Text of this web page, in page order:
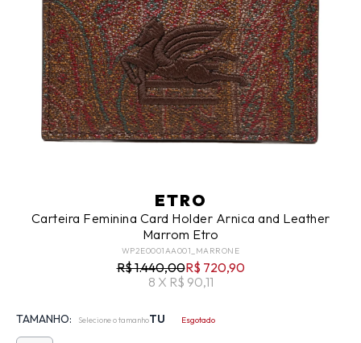
ETRO
Carteira Feminina Card Holder Arnica and Leather
Marrom Etro
WP2E0001AA001_MARRONE
R$ 1.440,00R$ 720,90
8 X R$ 90,11
TAMANHO: Selecione o tamanhoTU Esgotado